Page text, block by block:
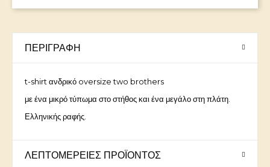
ΠΕΡΙΓΡΑΦΉ
t-shirt ανδρικό oversize two brothers
με ένα μικρό τύπωμα στο στήθος και ένα μεγάλο στη πλάτη.
Ελληνικής ραφής.
ΛΕΠΤΟΜΈΡΕΙΕΣ ΠΡΟΪΌΝΤΟΣ